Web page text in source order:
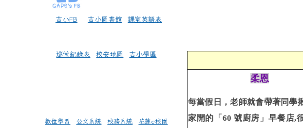
吉小FB 吉小圖書館 課室英語表
巡堂紀錄表 校安地圖 吉小學區
數位學習 公文系統 校務系統 花蓮e校園
柔恩
每當假日，老師就會帶著同學
家開的「60 號廚房」早餐店,